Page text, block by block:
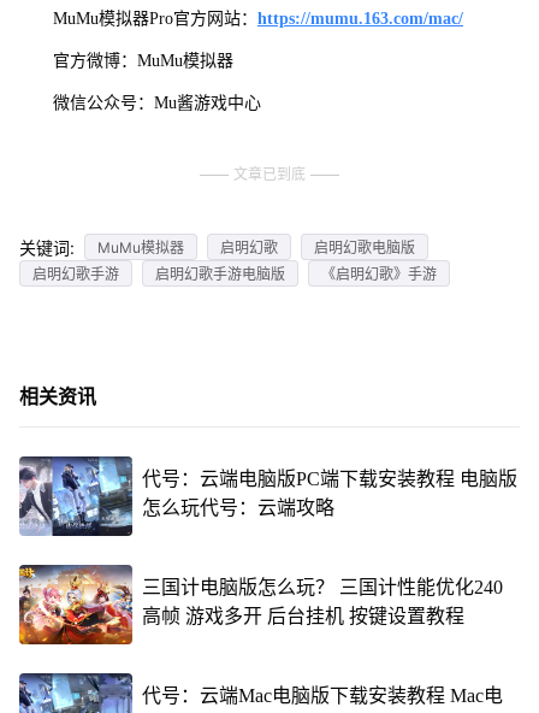
MuMu模拟器Pro官方网站： https://mumu.163.com/mac/
官方微博：MuMu模拟器
微信公众号：Mu酱游戏中心
文章已到底
关键词: MuMu模拟器 启明幻歌
启明幻歌电脑版
启明幻歌手游
启明幻歌手游电脑版 《启明幻歌》手游
相关资讯
代号：云端电脑版PC端下载安装教程 电脑版
怎么玩代号：云端攻略
三国计电脑版怎么玩？ 三国计性能优化240
高帧 游戏多开 后台挂机 按键设置教程
代号：云端Mac电脑版下载安装教程 Mac电